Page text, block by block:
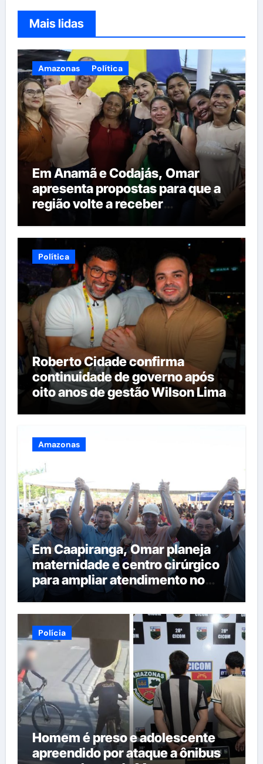
Mais lidas
Amazonas Política
Em Anamã e Codajás, Omar
apresenta propostas para que a
região volte a receber
estado
Política
Roberto Cidade confirma
continuidade de governo após
oito anos de gestão Wilson Lima
Amazonas
Em Caapiranga, Omar planeja
maternidade e centro cirúrgico
para ampliar atendimento no
interior
Polícia
Homem é preso e adolescente
apreendido por ataque a ônibus